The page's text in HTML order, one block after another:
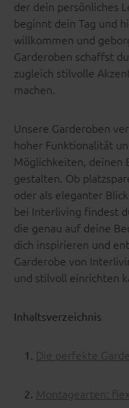
der dein persönliches
beginnt dein Tag und
willkommen und
Garderoben schaffst
zugleich stilvolle
machen.
Unsere Garderoben
hoher Funktionalität
Möglichkeiten, deinen
gestalten. Ob
oder als eleganter
bei Interliving findest
die genau auf deine
dich inspirieren und
Garderobe von
und stilvoll einrichten
Inhaltsverzeichnis
Die perfekte
Montagearten: